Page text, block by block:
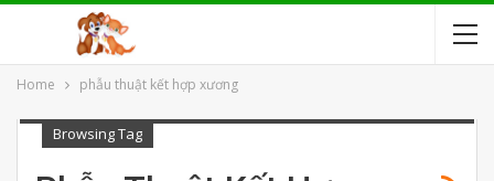
Home phẫu thuật kết hợp xương
Browsing Tag